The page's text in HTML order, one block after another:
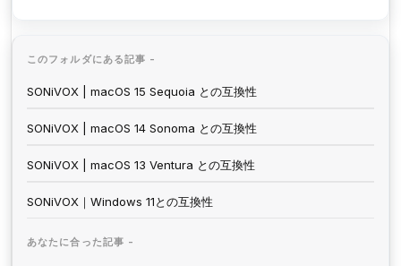
このフォルダにある記事 -
SONiVOX | macOS 15 Sequoia との互換性
SONiVOX | macOS 14 Sonoma との互換性
SONiVOX | macOS 13 Ventura との互換性
SONiVOX｜Windows 11との互換性
あなたに合った記事 -